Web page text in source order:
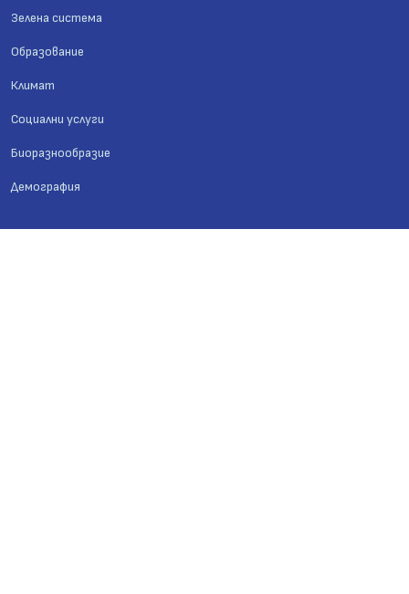
Зелена система
Образование
Климат
Социални услуги
Биоразнообразие
Демография